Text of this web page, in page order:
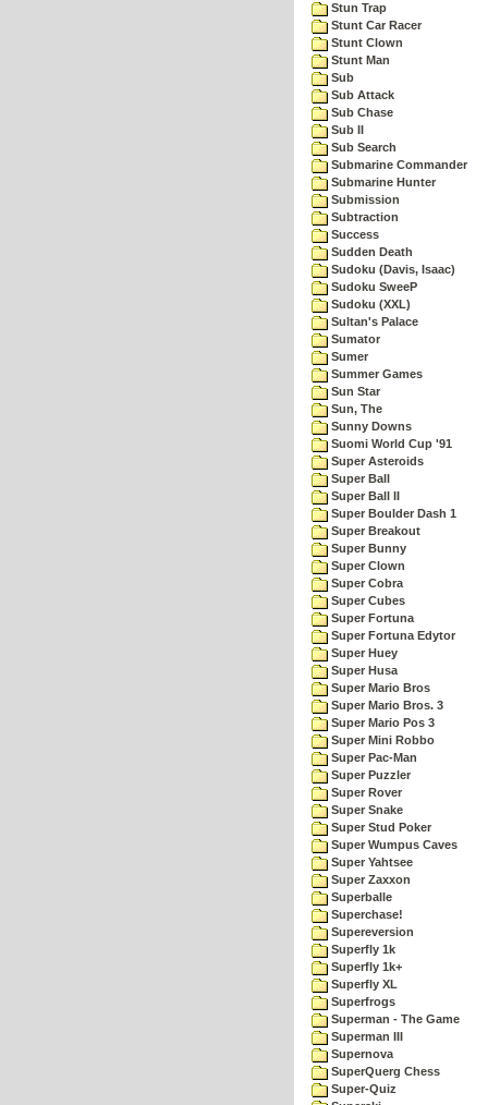
Stun Trap
Stunt Car Racer
Stunt Clown
Stunt Man
Sub
Sub Attack
Sub Chase
Sub II
Sub Search
Submarine Commander
Submarine Hunter
Submission
Subtraction
Success
Sudden Death
Sudoku (Davis, Isaac)
Sudoku SweeP
Sudoku (XXL)
Sultan's Palace
Sumator
Sumer
Summer Games
Sun Star
Sun, The
Sunny Downs
Suomi World Cup '91
Super Asteroids
Super Ball
Super Ball II
Super Boulder Dash 1
Super Breakout
Super Bunny
Super Clown
Super Cobra
Super Cubes
Super Fortuna
Super Fortuna Edytor
Super Huey
Super Husa
Super Mario Bros
Super Mario Bros. 3
Super Mario Pos 3
Super Mini Robbo
Super Pac-Man
Super Puzzler
Super Rover
Super Snake
Super Stud Poker
Super Wumpus Caves
Super Yahtsee
Super Zaxxon
Superballe
Superchase!
Supereversion
Superfly 1k
Superfly 1k+
Superfly XL
Superfrogs
Superman - The Game
Superman III
Supernova
SuperQuerg Chess
Super-Quiz